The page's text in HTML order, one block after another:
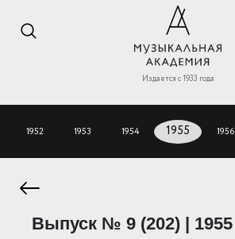
Издается с 1933 года
1952 1953 1954 1955 1956
Выпуск № 9 (202) | 1955